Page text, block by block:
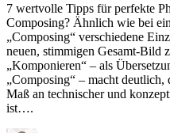
7 wertvolle Tipps für perfekte
Composing? Ähnlich wie bei
„Composing“ verschiedene
neuen, stimmigen Gesamt-Bild
„Komponieren“ – als
„Composing“ – macht deutlich,
Maß an technischer und
ist….